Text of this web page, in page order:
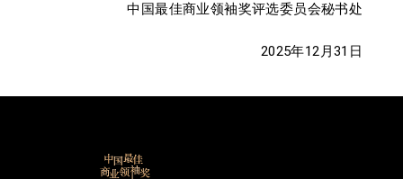
中国最佳商业领袖奖评选委员会秘书处
2025年12月31日